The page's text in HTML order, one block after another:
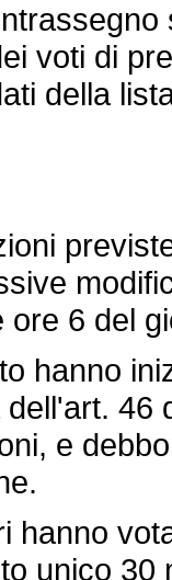
voti di
della
ore 6 del
hanno
46
e
unico